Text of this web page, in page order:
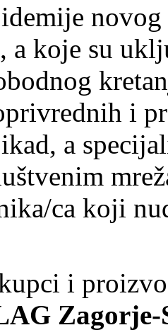
a koje su
i
a
ca koji
i